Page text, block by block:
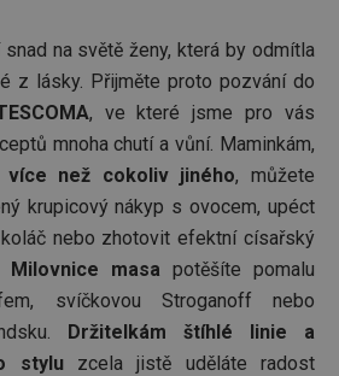
na světě ženy, která by odmítla
z lásky. Přijměte proto pozvání do
, ve které jsme pro vás
mnoha chutí a vůní. Maminkám,
více než cokoliv jiného, můžete
krupicový nákyp s ovocem, upéct
nebo zhotovit efektní císařský
Milovnice masa potěšíte pomalu
svíčkovou Stroganoff nebo
Držitelkám štíhlé linie a
stylu zcela jistě uděláte radost